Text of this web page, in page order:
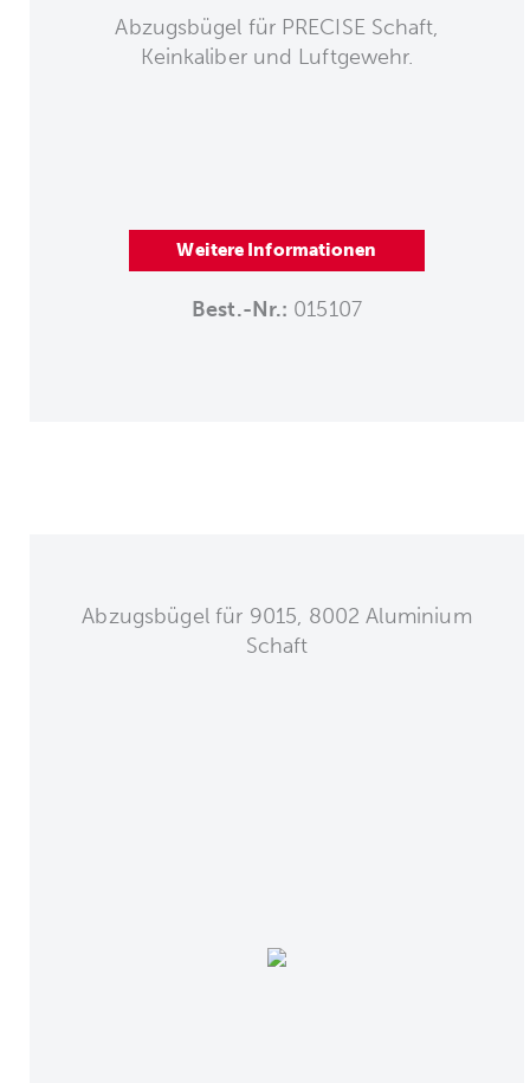
Abzugsbügel für PRECISE Schaft,
Keinkaliber und Luftgewehr.
Weitere Informationen
Best.-Nr.: 015107
Abzugsbügel für 9015, 8002 Aluminium
Schaft